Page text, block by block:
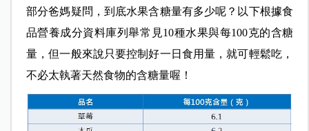
部分爸媽疑問，到底水果含糖量有多少呢？以下根據食
品營養成分資料庫列舉常見10種水果與每100克的含糖
量，但一般來說只要控制好一日食用量，就可輕鬆吃，
不必太執著天然食物的含糖量喔！